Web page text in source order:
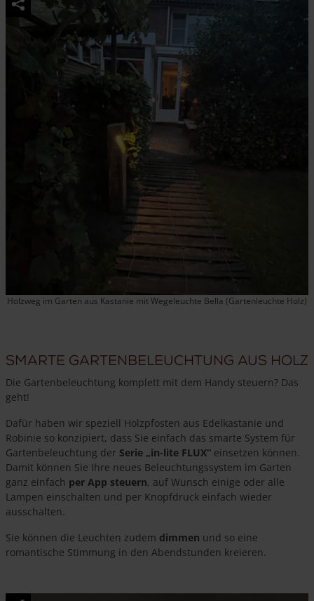
Holzweg im Garten aus Kastanie mit Wegeleuchte Bella (Gartenleuchte Holz)
Smarte Gartenbeleuchtung aus Holz
Die Gartenbeleuchtung komplett mit dem Handy steuern? Das
geht!
Dafür haben wir speziell Holzpfosten aus Edelkastanie und
Robinie so konzipiert, dass Sie einfach das smarte System für
Gartenbeleuchtung der Serie „in-lite FLUX“ einsetzen können.
Damit können Sie Ihre neues Beleuchtungssystem im Garten
ganz einfach per App steuern, auf Wunsch einige oder alle
Lampen einschalten und per Knopfdruck einfach wieder
ausschalten.
Sie können die Leuchten zudem dimmen und so eine
romantische Stimmung in den Abendstunden kreieren.